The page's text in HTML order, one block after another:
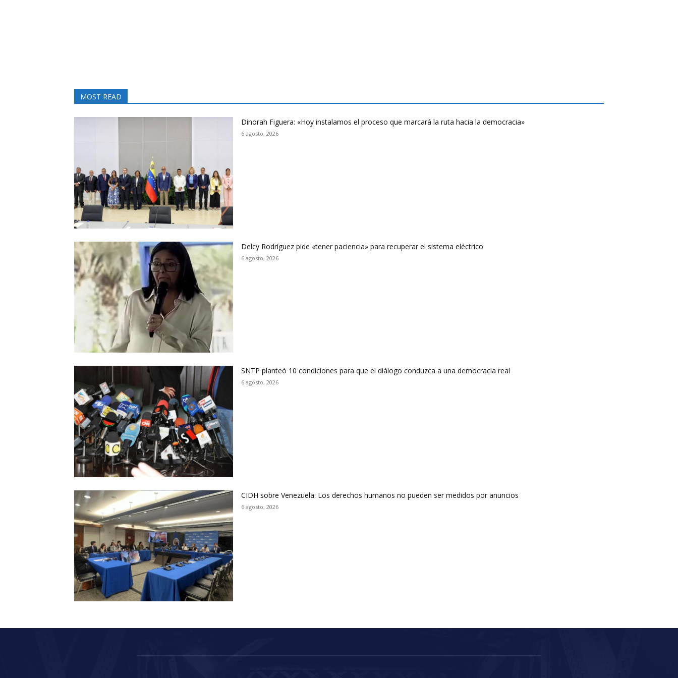
MOST READ
Dinorah Figuera: «Hoy instalamos el proceso que marcará la ruta hacia la democracia»
6 agosto, 2026
Delcy Rodríguez pide «tener paciencia» para recuperar el sistema eléctrico
6 agosto, 2026
SNTP planteó 10 condiciones para que el diálogo conduzca a una democracia real
6 agosto, 2026
CIDH sobre Venezuela: Los derechos humanos no pueden ser medidos por anuncios
6 agosto, 2026